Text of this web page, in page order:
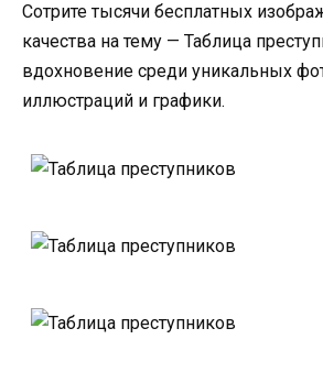
Сотрите тысячи бесплатных
качества на тему — Таблица
вдохновение среди уникальных
иллюстраций и графики.